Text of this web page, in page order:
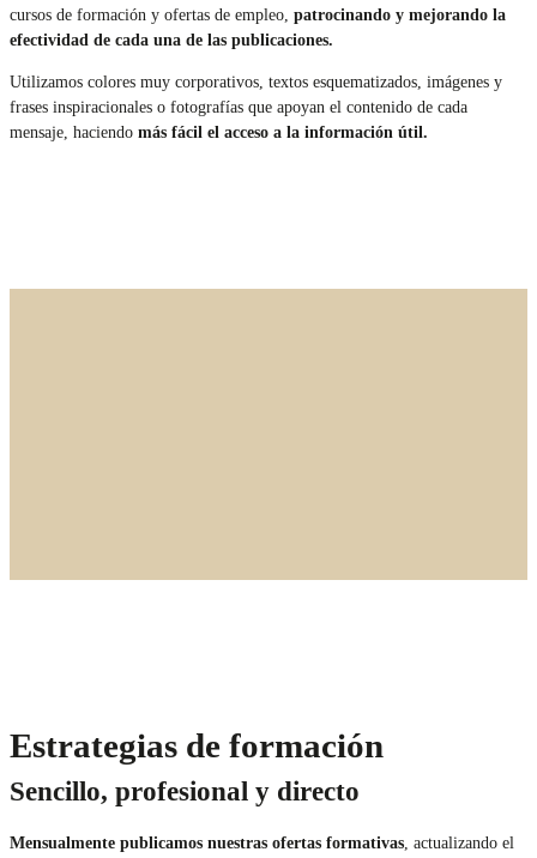
cursos de formación y ofertas de empleo, patrocinando y mejorando la
efectividad de cada una de las publicaciones.
Utilizamos colores muy corporativos, textos esquematizados, imágenes y
frases inspiracionales o fotografías que apoyan el contenido de cada
mensaje, haciendo más fácil el acceso a la información útil.
Estrategias de formación
Sencillo, profesional y directo
Mensualmente publicamos nuestras ofertas formativas, actualizando el